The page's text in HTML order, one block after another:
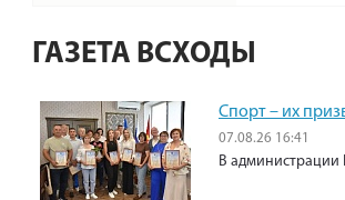
ГАЗЕТА ВСХОДЫ
Спорт – их
07.08.26 16:41
В администрации